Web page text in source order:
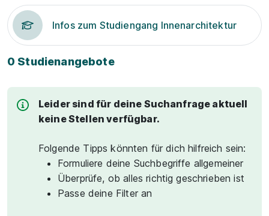
Infos zum Studiengang Innenarchitektur
0 Studienangebote
Leider sind für deine Suchanfrage aktuell
keine Stellen verfügbar.
Folgende Tipps könnten für dich hilfreich sein:
Formuliere deine Suchbegriffe allgemeiner
Überprüfe, ob alles richtig geschrieben ist
Passe deine Filter an